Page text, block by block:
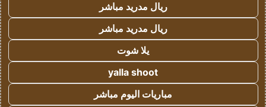
ريال مدريد مباشر
ريال مدريد مباشر
يلا شوت
yalla shoot
مباريات اليوم مباشر